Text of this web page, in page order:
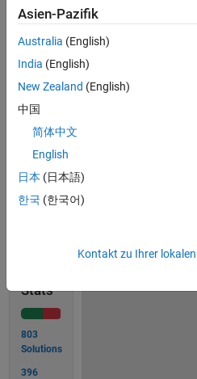
the
value
18 is
assigned
Otherwise
7 is
assigned
Solve
Stats
803
Solutions
396
Asien-Pazifik
Australia (English)
India (English)
New Zealand (English)
中国
简体中文
English
日本 (日本語)
한국 (한국어)
Kontakt zu Ihrer